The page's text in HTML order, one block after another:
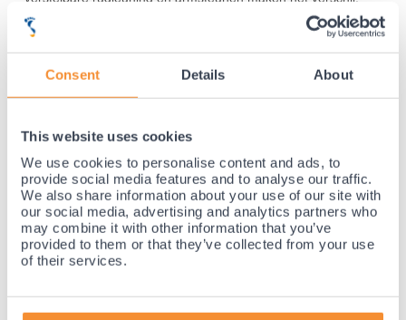
Consent Details About
This website uses cookies
We use cookies to personalise content and ads, to
provide social media features and to analyse our traffic.
We also share information about your use of our site with
our social media, advertising and analytics partners who
may combine it with other information that you’ve
provided to them or that they’ve collected from your use
of their services.
Ook fijn dat de stoel gemakkelijk te monteren was!
Linda van Dijk
Fantastisch comfortabele stoel! De rugleuning en armsteunen
natuurlijk aan. Perfect voor lange gamesessies. Het
Lees verder »
35 jaar medische ervaring!
Nr.1 in Benelux en Duitsland!
Voor 21:30 besteld, morgen thuis!